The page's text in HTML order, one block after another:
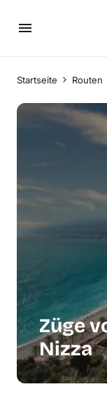
Startseite Routen
Züge
Nizza